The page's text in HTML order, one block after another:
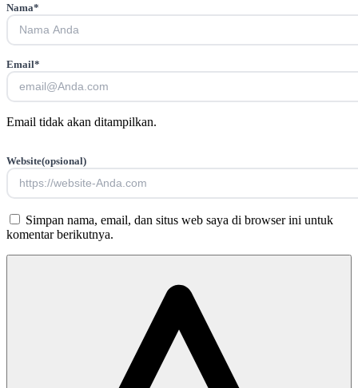
Nama*
Email*
Email tidak akan ditampilkan.
Website(opsional)
Simpan nama, email, dan situs web saya di browser ini untuk
komentar berikutnya.